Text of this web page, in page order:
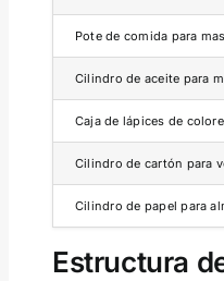
Pote de comida para
Cilindro de aceite para
Caja de lápices de
Cilindro de cartón para
Cilindro de papel para
Estructura